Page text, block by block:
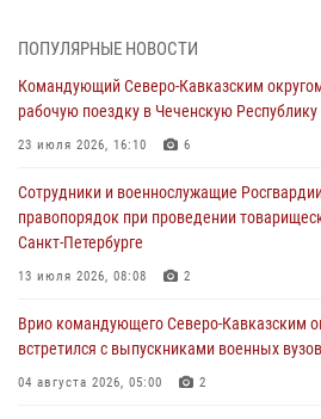
В Кабардино-Балкарии сотрудники
08 августа 2026, 07:00
Военнослужащие Софринской бригады
дорогой к Победе в СВО» (видео)
08 августа 2026, 07:00
ОМОН «Ойрат» Управления Росгвардии по
08 августа 2026, 07:00
В Москве росгвардейцы оказали помощь
ПОПУЛЯРНЫЕ НОВОСТИ
Командующий Северо-Кавказским
рабочую поездку в Чеченскую Республику
23 июля 2026, 16:10 6
Сотрудники и военнослужащие
правопорядок при проведении
Санкт-Петербурге
13 июля 2026, 08:08 2
Врио командующего Северо-Кавказским
встретился с выпускниками военных
04 августа 2026, 05:00 2